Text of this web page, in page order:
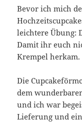
Bevor ich mich
leichtere Übung:
Damit ihr euch
Krempel herkam.
Die
dem
und ich war
Lieferung und